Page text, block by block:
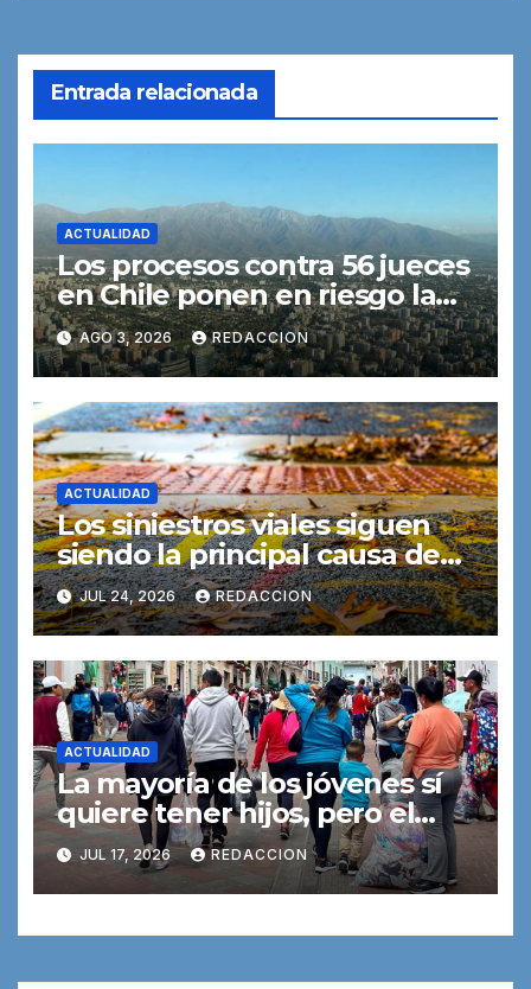
Entrada relacionada
ACTUALIDAD
Los procesos contra 56 jueces
en Chile ponen en riesgo la
independencia judicial,
advierte una experta
AGO 3, 2026 REDACCION
ACTUALIDAD
Los siniestros viales siguen
siendo la principal causa de
muerte entre los jóvenes
JUL 24, 2026 REDACCION
ACTUALIDAD
La mayoría de los jóvenes sí
quiere tener hijos, pero el
dinero y la vivienda lo
dificultan
JUL 17, 2026 REDACCION